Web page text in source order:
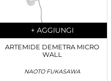
Quantità
+ AGGIUNGI
ARTEMIDE DEMETRA MICRO
WALL
NAOTO FUKASAWA